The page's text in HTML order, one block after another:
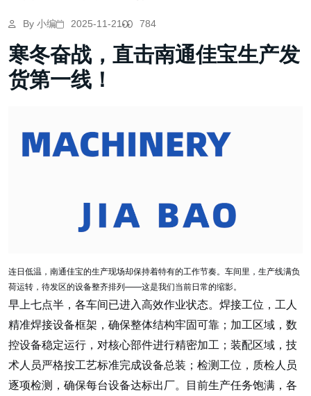
By 小编 2025-11-21 784
寒冬奋战，直击南通佳宝生产发
货第一线！
连日低温，南通佳宝的生产现场却保持着特有的工作节奏。车间里，生产线满负
荷运转，待发区的设备整齐排列——这是我们当前日常的缩影。
早上七点半， 各车间已进入高效作业状态。焊接工位，工人
精准焊接设备框架，确保整体结构牢固可靠；加工区域，数
控设备稳定运行，对核心部件进行精密加工；装配区域，技
术人员严格按工艺标准完成设备总装；检测工位，质检人员
逐项检测，确保每台设备达标出厂。目前生产任务饱满，各